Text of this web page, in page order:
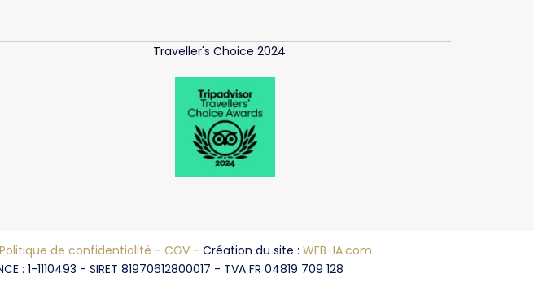
Traveller's Choice 2024
Politique de confidentialité - CGV- Création du site : WEB-IA.com
: 1-1110493 - SIRET 81970612800017 - TVA FR 04819 709 128